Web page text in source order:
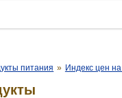
питания » Индекс цен